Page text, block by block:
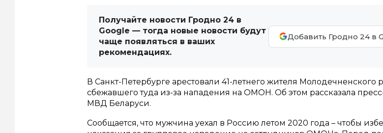
Получайте новости Гродно 24 в
Google — тогда новые новости будут
чаще появляться в ваших
рекомендациях.
Добавить Гродно 24 в
В Санкт-Петербурге арестовали 41-летнего жителя Молодечненского
сбежавшего туда из-за нападения на ОМОН. Об этом рассказала
МВД Беларуси.
Сообщается, что мужчина уехал в Россию летом 2020 года – чтобы